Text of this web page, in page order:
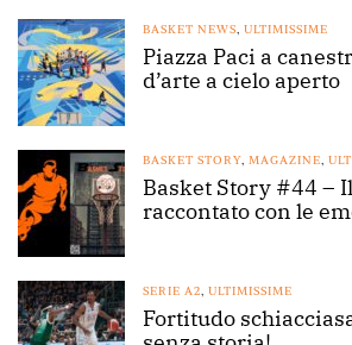
BASKET NEWS, ULTIMISSIME
Piazza Paci a
d’arte a cielo aperto
BASKET STORY, MAGAZINE,
Basket Story #44 –
raccontato con le
SERIE A2, ULTIMISSIME
Fortitudo